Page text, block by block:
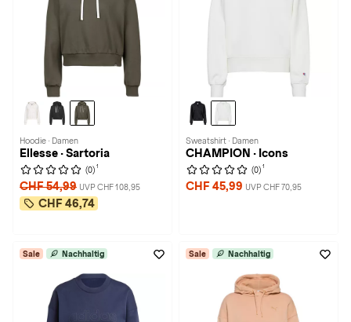
Hoodie · Damen
Ellesse · Sartoria
(0) 1
CHF 54,99 UVP CHF 108,95
CHF 46,74
Sweatshirt · Damen
CHAMPION · Icons
(0) 1
CHF 45,99 UVP CHF 70,95
Sale Nachhaltig Sale Nachhaltig